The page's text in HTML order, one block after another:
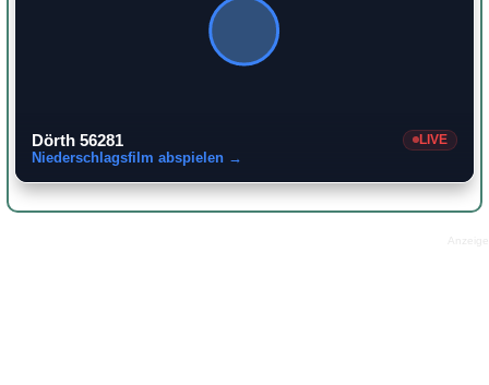
Dörth 56281 LIVE
Niederschlagsfilm abspielen →